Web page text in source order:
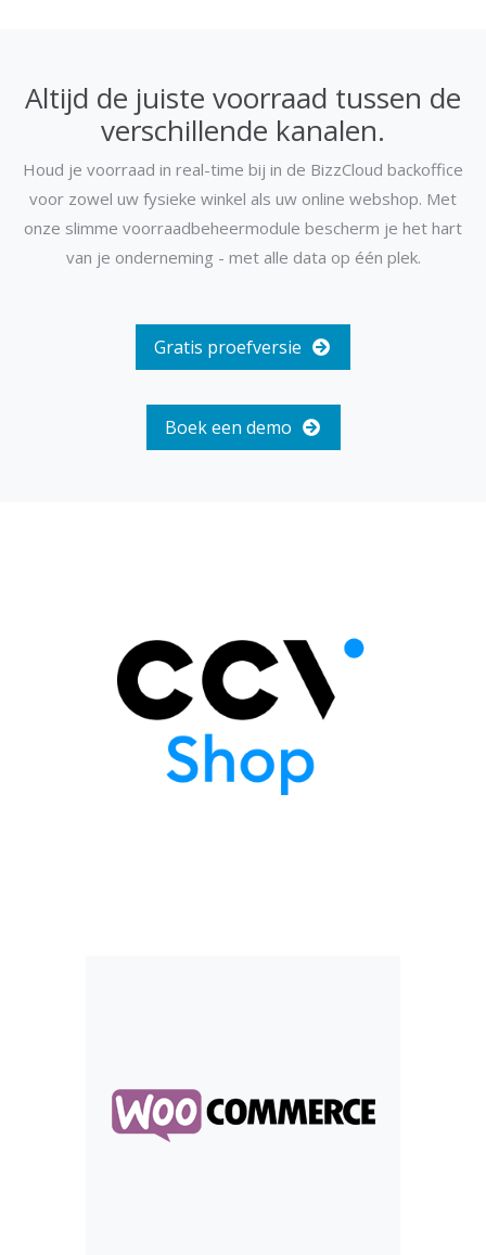
Altijd de juiste voorraad tussen de
verschillende kanalen.
Houd je voorraad in real-time bij in de BizzCloud backoffice
voor zowel uw fysieke winkel als uw online webshop. Met
onze slimme voorraadbeheermodule bescherm je het hart
van je onderneming - met alle data op één plek.
Gratis proefversie
Boek een demo